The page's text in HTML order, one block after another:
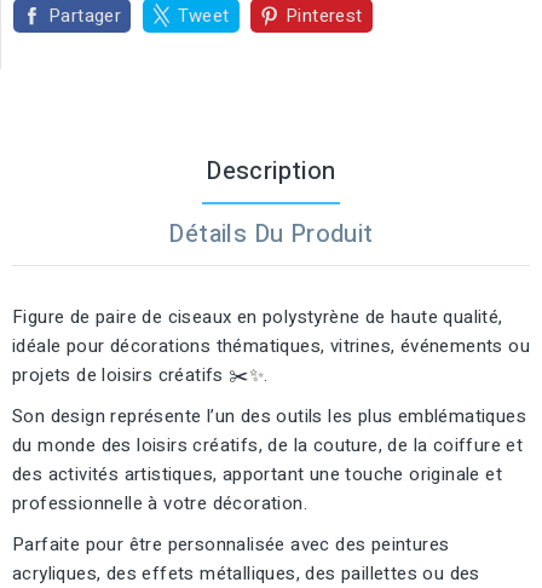
Partager Tweet Pinterest
Description
Détails Du Produit
Figure de paire de ciseaux en polystyrène de haute qualité,
idéale pour décorations thématiques, vitrines, événements ou
projets de loisirs créatifs ✂️✨.
Son design représente l’un des outils les plus emblématiques
du monde des loisirs créatifs, de la couture, de la coiffure et
des activités artistiques, apportant une touche originale et
professionnelle à votre décoration.
Parfaite pour être personnalisée avec des peintures
acryliques, des effets métalliques, des paillettes ou des